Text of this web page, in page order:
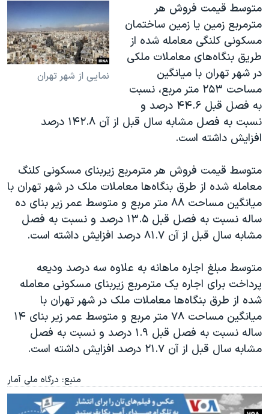
نمایی از شهر تهران
متوسط قیمت فروش هر
مترمربع زمین یا زمین ساختمان
مسكونی كلنگی معامله شده از
طریق بنگاه‌های معاملات ملكی
در شهر تهران با میانگین
مساحت ۲۵۳ متر مربع، نسبت
به فصل قبل ۴۴.۶ درصد و
نسبت به فصل مشابه سال قبل از آن ۱۴۲.۸ درصد
افزایش داشته است.
متوسط قیمت فروش هر مترمربع زیربنای مسكونی كلنگ
معامله شده از طرق بنگاه‌ها معاملات ملک در شهر تهران با
میانگین مساحت ۸۸ متر مربع و متوسط عمر زیر بنای ده
ساله نسبت به فصل قبل ۱۳.۵ درصد و نسبت به فصل
مشابه سال قبل از آن ۸۱.۷ درصد افزایش داشته است.
متوسط مبلغ اجاره ماهانه به علاوه سه درصد ودیعه
پرداخت برای اجاره یک مترمربع زیربنای مسكونی معامله
شده از طرق بنگاه‌ها معاملات ملک در شهر تهران با
میانگین مساحت ۷۸ متر مربع و متوسط عمر زیر بنای ۱۴
ساله نسبت به فصل قبل ۱.۹ درصد و نسبت به فصل
مشابه سال قبل از آن ۲۱.۷ درصد افزایش داشته است.
منبع: درگاه ملی آمار